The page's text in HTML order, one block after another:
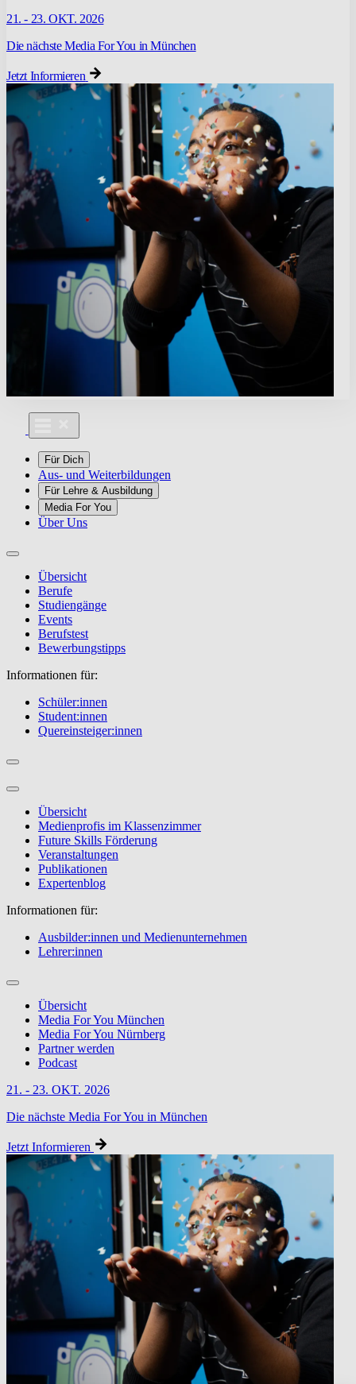
21. - 23. OKT. 2026
Die nächste Media For You in München
Jetzt Informieren
Für Dich
Aus- und Weiterbildungen
Für Lehre & Ausbildung
Media For You
Über Uns
Übersicht
Berufe
Studiengänge
Events
Berufstest
Bewerbungstipps
Informationen für:
Schüler:innen
Student:innen
Quereinsteiger:innen
Übersicht
Medienprofis im Klassenzimmer
Future Skills Förderung
Veranstaltungen
Publikationen
Expertenblog
Informationen für:
Ausbilder:innen und Medienunternehmen
Lehrer:innen
Übersicht
Media For You München
Media For You Nürnberg
Partner werden
Podcast
21. - 23. OKT. 2026
Die nächste Media For You in München
Jetzt Informieren